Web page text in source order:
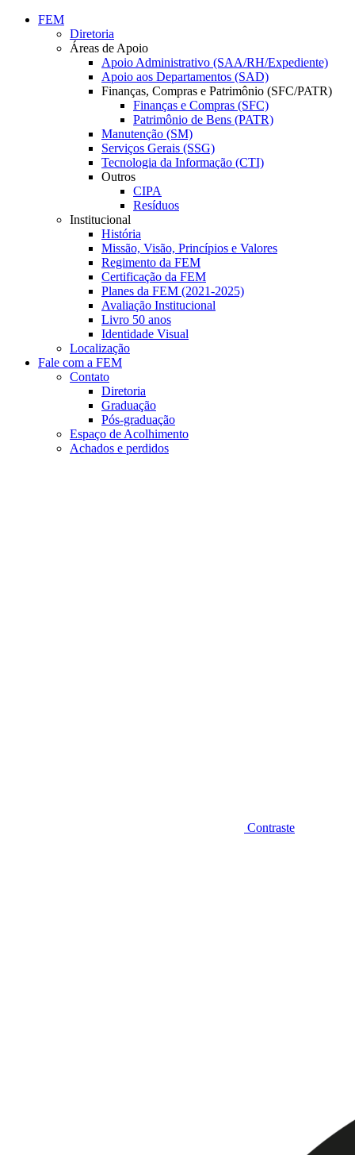
Conteúdo principal
FEM
Diretoria
Áreas de Apoio
Apoio Administrativo (SAA/RH/Expediente)
Apoio aos Departamentos (SAD)
Finanças, Compras e Patrimônio (SFC/PATR)
Finanças e Compras (SFC)
Patrimônio de Bens (PATR)
Manutenção (SM)
Serviços Gerais (SSG)
Tecnologia da Informação (CTI)
Outros
CIPA
Resíduos
Institucional
História
Missão, Visão, Princípios e Valores
Regimento da FEM
Certificação da FEM
Planes da FEM (2021-2025)
Avaliação Institucional
Livro 50 anos
Identidade Visual
Localização
Fale com a FEM
Contato
Diretoria
Graduação
Pós-graduação
Espaço de Acolhimento
Achados e perdidos
Contraste